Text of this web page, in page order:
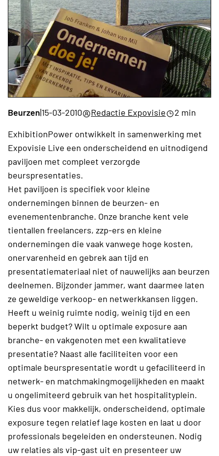
Beurzen|15-03-2010 Redactie Expovisie
2 min
ExhibitionPower ontwikkelt in samenwerking met
Expovisie Live een onderscheidend en uitnodigend
paviljoen met compleet verzorgde
beurspresentaties.
Het paviljoen is specifiek voor kleine
ondernemingen binnen de beurzen- en
evenementenbranche. Onze branche kent vele
tientallen freelancers, zzp-ers en kleine
ondernemingen die vaak vanwege hoge kosten,
onervarenheid en gebrek aan tijd en
presentatiemateriaal niet of nauwelijks aan beurzen
deelnemen. Bijzonder jammer, want daarmee laten
ze geweldige verkoop- en netwerkkansen liggen.
Heeft u weinig ruimte nodig, weinig tijd en een
beperkt budget? Wilt u optimale exposure aan
branche- en vakgenoten met een kwalitatieve
presentatie? Naast alle faciliteiten voor een
optimale beurspresentatie wordt u gefaciliteerd in
netwerk- en matchmakingmogelijkheden en maakt
u ongelimiteerd gebruik van het hospitalityplein.
Kies dus voor makkelijk, onderscheidend, optimale
exposure tegen relatief lage kosten en laat u door
professionals begeleiden en ondersteunen. Nodig
uw relaties als vip-gast uit en presenteer uw